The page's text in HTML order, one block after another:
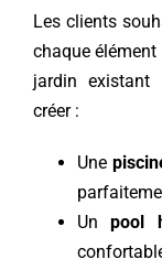
Les clients
chaque
jardin existant
créer :
Une
Unpool